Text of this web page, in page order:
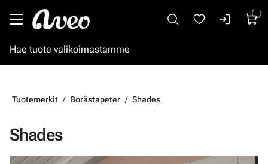
Tuotemerkit Boråstapeter Shades
Shades